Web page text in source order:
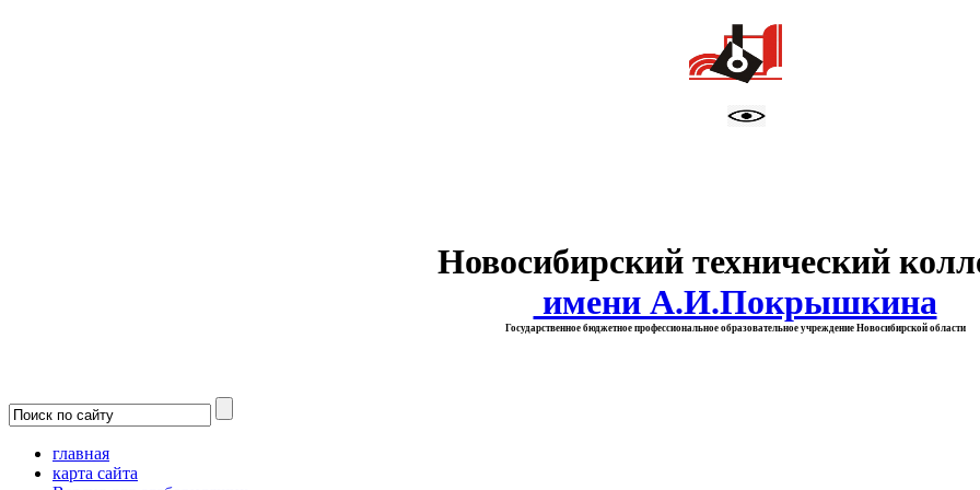
Новосибирский технический
имени А.И.Покрышкина
Государственное бюджетное профессиональное образовательное учреждение Новосибирской области
главная
карта сайта